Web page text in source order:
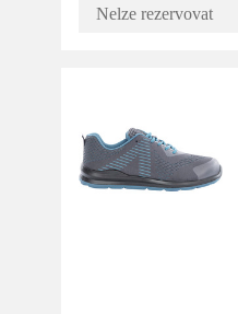
Nelze rezervovat